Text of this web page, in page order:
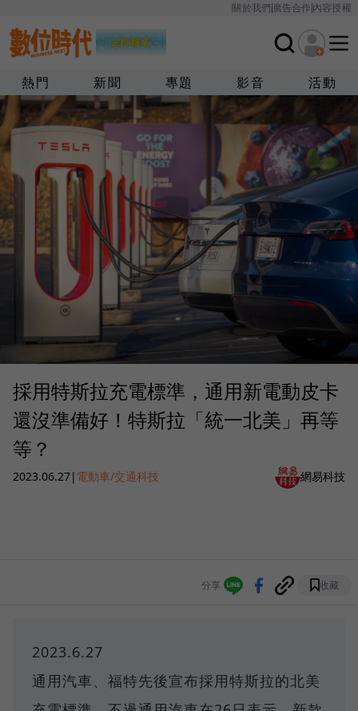
關於我們廣告合作內容授權
熱門 新聞 專題 影音 活動
採用特斯拉充電標準，通用新電動皮卡
還沒準備好！特斯拉「統一北美」再等
等？
2023.06.27| 電動車/交通科技 網易科技
分享 收藏
2023.6.27
通用汽車、福特先後宣布採用特斯拉的北美